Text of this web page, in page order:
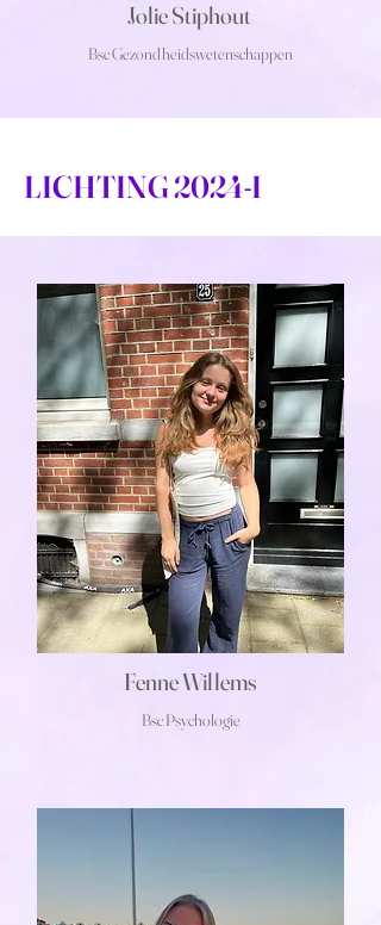
Jolie Stiphout
Bsc Gezondheidswetenschappen
LICHTING 2024-I
Fenne Willems
Bsc Psychologie